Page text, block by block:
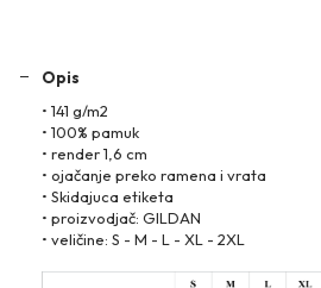
Opis
• 141 g/m2
• 100% pamuk
• render 1,6 cm
• ojačanje preko ramena i vrata
• Skidajuca etiketa
• proizvodjač: GILDAN
• veličine: S - M - L - XL - 2XL